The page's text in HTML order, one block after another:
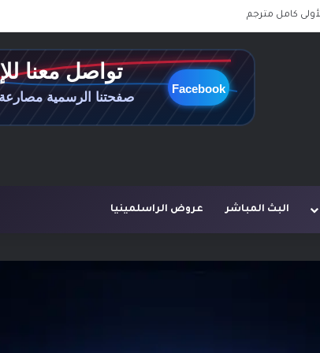
البث المباشر عروض الراسلمينيا